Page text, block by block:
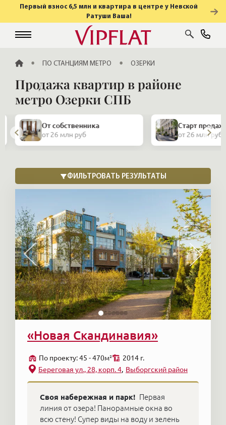
Первый взнос 6,5 млн и квартира в центре у Невской
Ратуши Ваша!
ГЛАВНАЯПО СТАНЦИЯМ МЕТРО ОЗЕРКИ
Продажа квартир в районе
метро Озерки СПБ
От собственника
от 26 млн руб
Старт продаж
от 26 млн руб
«Новая Скандинавия»
По проекту: 45 - 470м²
2014 г.
Береговая ул., 28, корп. 4 Выборгский район
Своя набережная и парк! Первая
линия от озера! Панорамные окна во
всю стену! Супер виды на воду и зелень